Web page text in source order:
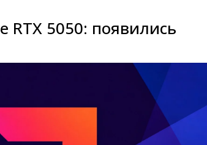
RTX 5050: появились